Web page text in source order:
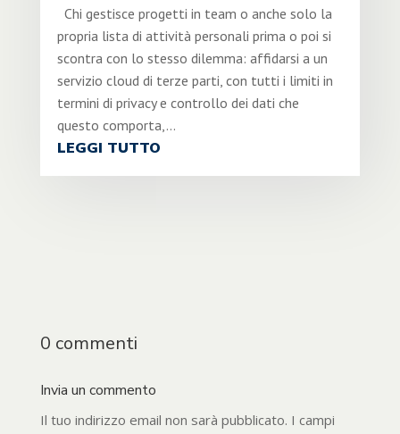
Chi gestisce progetti in team o anche solo la
propria lista di attività personali prima o poi si
scontra con lo stesso dilemma: affidarsi a un
servizio cloud di terze parti, con tutti i limiti in
termini di privacy e controllo dei dati che
questo comporta,...
LEGGI TUTTO
0 commenti
Invia un commento
Il tuo indirizzo email non sarà pubblicato. I campi